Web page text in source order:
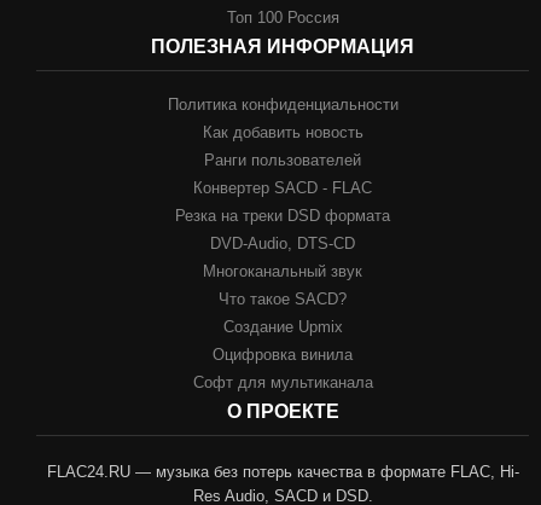
Топ 100 Россия
ПОЛЕЗНАЯ ИНФОРМАЦИЯ
Политика конфиденциальности
Как добавить новость
Ранги пользователей
Конвертер SACD - FLAC
Резка на треки DSD формата
DVD-Audio, DTS-CD
Многоканальный звук
Что такое SACD?
Создание Upmix
Оцифровка винила
Софт для мультиканала
О ПРОЕКТЕ
FLAC24.RU — музыка без потерь качества в формате FLAC, Hi-
Res Audio, SACD и DSD.